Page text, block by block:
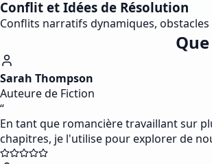
Conflit et Idées de Résolution
Conflits narratifs dynamiques,
Sarah Thompson
Auteure de Fiction
“
En tant que romancière travaillant sur
chapitres, je l'utilise pour explorer de